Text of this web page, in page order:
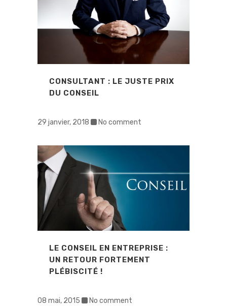
CONSULTANT : LE JUSTE PRIX
DU CONSEIL
29 janvier, 2018 No comment
LE CONSEIL EN ENTREPRISE :
UN RETOUR FORTEMENT
PLÉBISCITÉ !
08 mai, 2015 No comment